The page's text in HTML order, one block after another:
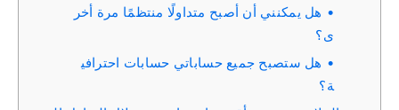
هل يمكنني أن أصبح متداولًا منتظمًا مرة أخر
ى؟
هل ستصبح جميع حساباتي حسابات احترافي
ة؟